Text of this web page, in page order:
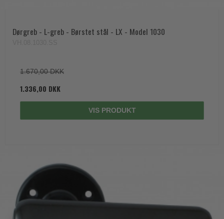
Dørgreb - L-greb - Børstet stål - LX - Model 1030
1.670,00 DKK
1.336,00 DKK
VIS PRODUKT